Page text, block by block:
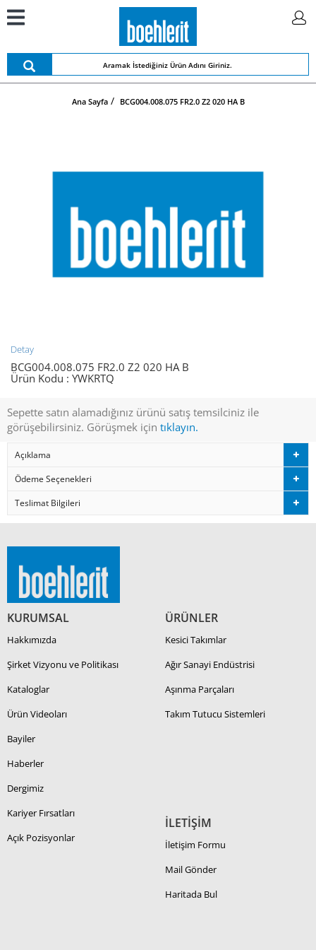
Ana Sayfa BCG004.008.075 FR2.0 Z2 020 HA B
Detay
BCG004.008.075 FR2.0 Z2 020 HA B
Ürün Kodu : YWKRTQ
Sepette satın alamadığınız ürünü satış temsilciniz ile
görüşebilirsiniz. Görüşmek için tıklayın.
Açıklama
Ödeme Seçenekleri
Teslimat Bilgileri
KURUMSAL
Hakkımızda
Şirket Vizyonu ve Politikası
Kataloglar
Ürün Videoları
Bayiler
Haberler
Dergimiz
Kariyer Fırsatları
Açık Pozisyonlar
ÜRÜNLER
Kesici Takımlar
Ağır Sanayi Endüstrisi
Aşınma Parçaları
Takım Tutucu Sistemleri
İLETİŞİM
İletişim Formu
Mail Gönder
Haritada Bul